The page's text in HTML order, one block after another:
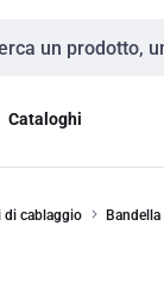
input
Cataloghi
di cablaggio